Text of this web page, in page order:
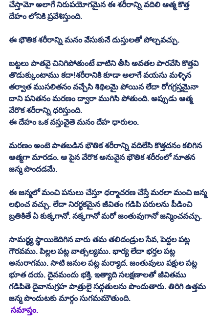
చేస్తామో అలాగే నిరుపయోగమైన ఈ శరీరాన్ని వదిలి ఆత్మ కొత్త
దేహం లోనికి ప్రవేశిస్తుంది.
ఈ భౌతిక శరీరాన్ని మనం వేసుకునే దుస్తులతో పోల్చవచ్చు.
బట్టలు పాతవై చినిగిపోతుంటే వాటిని తీసి అవతల పారవేసి కొత్తవి
తొడుక్కుంటాము కదా!శరీరానికి కూడా అలాగే వయసు మళ్ళిన
తర్వాత ముసలితనం వచ్చేసి శిథిలమై పోయిన లేదా రోగగ్రస్తమైనా
దాని పనితనం మరణం ద్వారా ముగిసి పోతుంది. అప్పుడు ఆత్మ
వేరొక శరీరాన్ని ధరిస్తుంది.
ఈ దేహం ఒక వస్తువైతె మనం దేహ ధారులం.
మరణం అంటె పాతబడిన భౌతిక శరీరాన్ని వదిలేసి కొత్తదనం కలిగిన
ఆత్మగా మారడం. ఆ పైన వేరొక అనువైన భౌతిక శరీరంలో నూతన
జన్మ పొందడమే.
ఈ జన్మలో మంచి పనులు చేస్తూ ధర్మాచరణ చేస్తే మరలా మంచి జన్మ
లభించ వచ్చు. లేదా నిరర్థకమైన జీవితం గడిపి పరులను పీడించి
బ్రతికితే ఏ కుక్కగానో. నక్కగానో మరో జంతువుగానో జన్మించవచ్చు.
సామర్థ్య స్థాయికెదిగిన వారు తమ తలిదండ్రుల సేవ, పెద్దల పట్ల
గౌరవము. పిల్లల పట్ల వాత్సల్యము. భార్య లేదా భర్తల పట్ల
అనురాగము. సాటి జనుల పట్ల మర్యాద. జంతువులు పక్షుల పట్ల
భూత దయ. దైవమందు భక్తి. ఇత్యాది సలక్షణాలతో జీవితము
గడిపితె దైవానుగ్రహ పాత్రులై సద్గతులను పొందుతారు. తిరిగి ఉత్తమ
జన్మ పొందుటకు మార్గం సుగమమౌతుంది.
సమాప్తం.